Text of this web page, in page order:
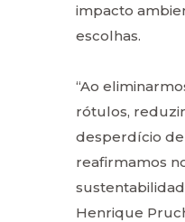
impacto
escolhas.
“Ao
rótulos,
desperdício de
reafirmamos
Henrique